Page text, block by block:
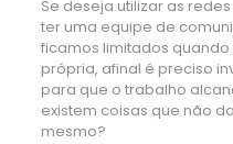
Se deseja utilizar as
ter uma equipe de
ficamos limitados
própria, afinal é preciso
para que o trabalho
existem coisas que não
mesmo?